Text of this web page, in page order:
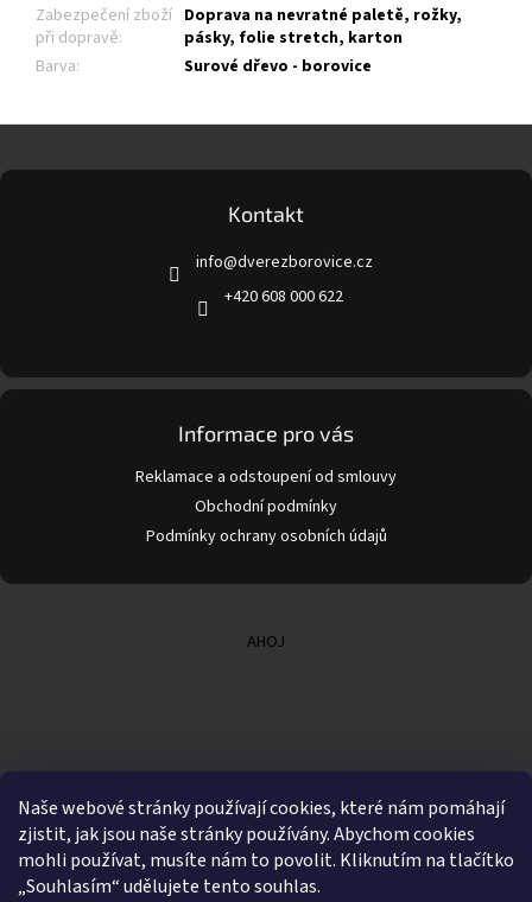
Naše webové stránky používají cookies, které nám pomáhají
zjistit, jak jsou naše stránky používány. Abychom cookies
mohli používat, musíte nám to povolit. Kliknutím na tlačítko
„Souhlasím“ udělujete tento souhlas.
Zabezpečení zboží
při dopravě:
Doprava na nevratné paletě, rožky,
pásky, folie stretch, karton
Barva: Surové dřevo - borovice
p
Kontakt
info@dverezborovice.cz
+420 608 000 622
Informace pro vás
Reklamace a odstoupení od smlouvy
Obchodní podmínky
Podmínky ochrany osobních údajů
AHOJ